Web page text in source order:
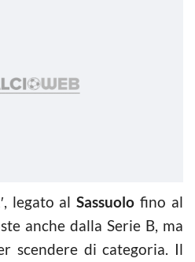
legato alSassuolo fino al
anche dalla Serie B, ma
scendere di categoria. Il